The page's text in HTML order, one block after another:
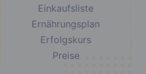
Einkaufsliste
Ernährungsplan
Erfolgskurs
Preise